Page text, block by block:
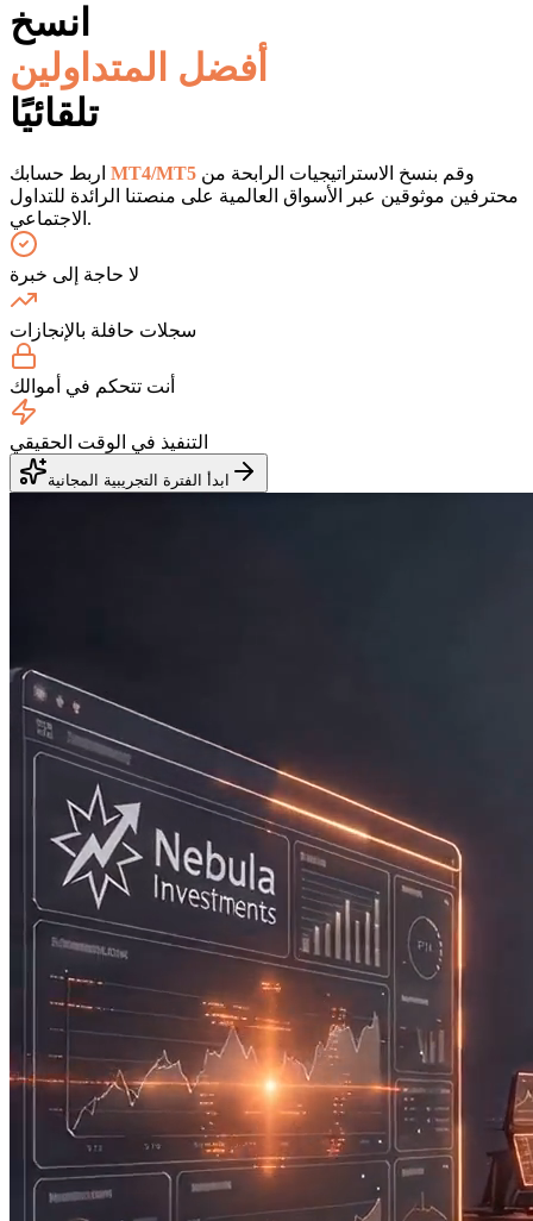
انسخ
أفضل المتداولين
تلقائيًا
اربط حسابك MT4/MT5 وقم بنسخ الاستراتيجيات الرابحة من
محترفين موثوقين عبر الأسواق العالمية على منصتنا الرائدة للتداول
الاجتماعي.
لا حاجة إلى خبرة
سجلات حافلة بالإنجازات
أنت تتحكم في أموالك
التنفيذ في الوقت الحقيقي
ابدأ الفترة التجريبية المجانية